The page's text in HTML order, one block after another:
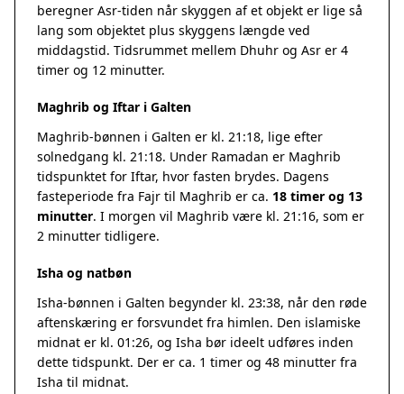
beregner Asr-tiden når skyggen af et objekt er lige så
lang som objektet plus skyggens længde ved
middagstid. Tidsrummet mellem Dhuhr og Asr er 4
timer og 12 minutter.
Maghrib og Iftar i Galten
Maghrib-bønnen i Galten er kl. 21:18, lige efter
solnedgang kl. 21:18. Under Ramadan er Maghrib
tidspunktet for Iftar, hvor fasten brydes. Dagens
fasteperiode fra Fajr til Maghrib er ca. 18 timer og 13
minutter. I morgen vil Maghrib være kl. 21:16, som er
2 minutter tidligere.
Isha og natbøn
Isha-bønnen i Galten begynder kl. 23:38, når den røde
aftenskæring er forsvundet fra himlen. Den islamiske
midnat er kl. 01:26, og Isha bør ideelt udføres inden
dette tidspunkt. Der er ca. 1 timer og 48 minutter fra
Isha til midnat.